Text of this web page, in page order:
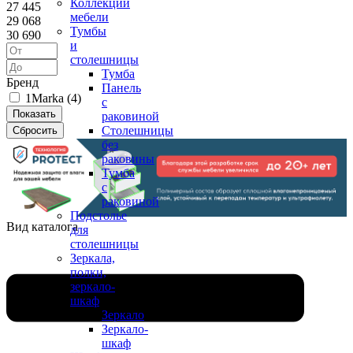
Коллекции
мебели
Тумбы
и
столешницы
Тумба
Панель
с
раковиной
Столешницы
без
раковины
Тумба
с
раковиной
Подстолье
для
столешницы
Зеркала,
полки,
зеркало-
шкаф
Зеркало
Зеркало-
шкаф
27 445
29 068
30 690
Бренд
1Marka (4)
Вид каталога